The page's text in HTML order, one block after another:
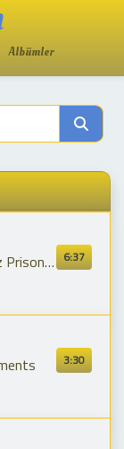
Albümler
6:37
Hataları
3:30